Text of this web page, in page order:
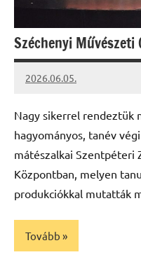
Széchenyi Művészeti
2026.06.05.
Leiszt
Nagy sikerrel rendeztük
hagyományos, tanév
mátészalkai Szentpéteri
Központban, melyen
produkciókkal mutatták
Tovább